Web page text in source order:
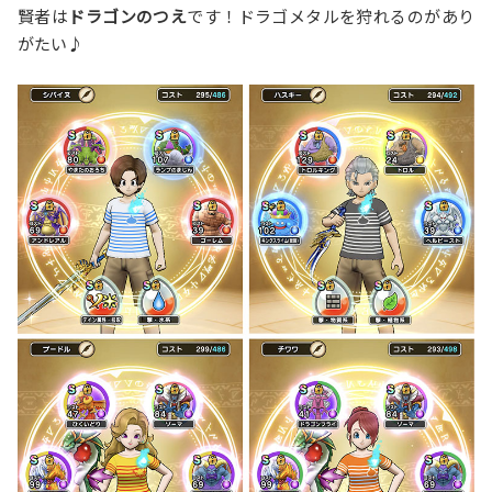
賢者は ドラゴンのつえです！ドラゴメタルを狩れるのがあり
がたい♪